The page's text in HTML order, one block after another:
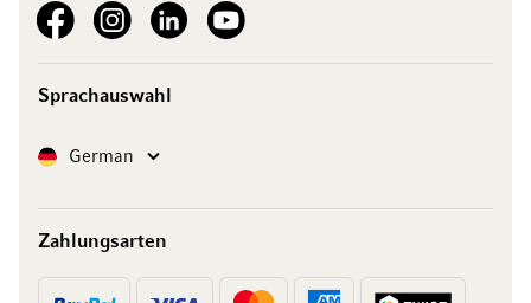
See our FacebookSee our Instagram account
See our LinkedInSee our YouTube channel
Sprachauswahl
SpracheGerman
Zahlungsarten